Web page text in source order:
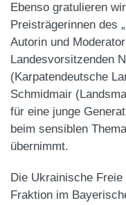
​Ebenso gratulieren
Preisträgerinnen des
Autorin und
Landesvorsitzenden
(Karpatendeutsche
Schmidmair
für eine junge
beim sensiblen
übernimmt.
​Die Ukrainische
Fraktion im